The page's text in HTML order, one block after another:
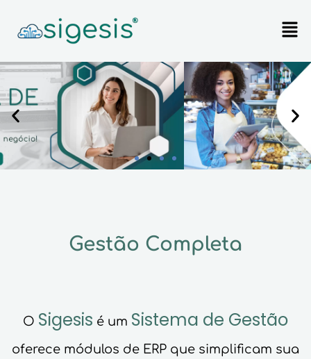
Gestão Completa
O Sigesis é um Sistema de Gestão
oferece módulos de ERP que simplificam sua